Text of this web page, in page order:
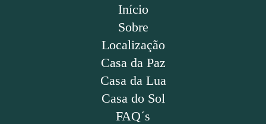
Início
Sobre
Localização
Casa da Paz
Casa da Lua
Casa do Sol
FAQ´s